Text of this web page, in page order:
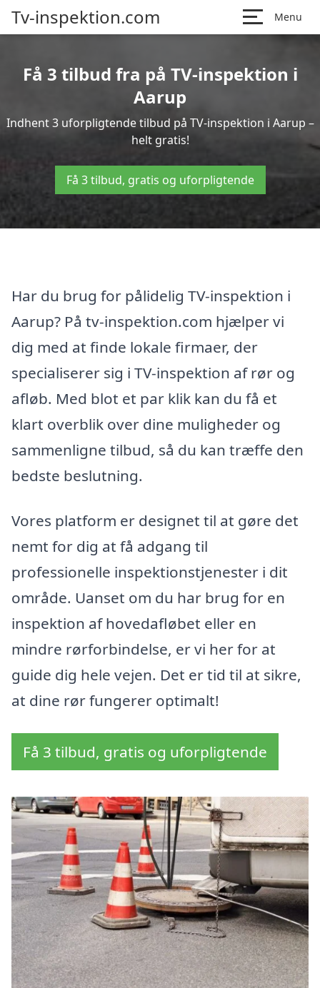
Tv-inspektion.com Menu
Få 3 tilbud fra på TV-inspektion i
Aarup
Indhent 3 uforpligtende tilbud på TV-inspektion i Aarup –
helt gratis!
Få 3 tilbud, gratis og uforpligtende
Har du brug for pålidelig TV-inspektion i
Aarup? På tv-inspektion.com hjælper vi
dig med at finde lokale firmaer, der
specialiserer sig i TV-inspektion af rør og
afløb. Med blot et par klik kan du få et
klart overblik over dine muligheder og
sammenligne tilbud, så du kan træffe den
bedste beslutning.
Vores platform er designet til at gøre det
nemt for dig at få adgang til
professionelle inspektionstjenester i dit
område. Uanset om du har brug for en
inspektion af hovedafløbet eller en
mindre rørforbindelse, er vi her for at
guide dig hele vejen. Det er tid til at sikre,
at dine rør fungerer optimalt!
Få 3 tilbud, gratis og uforpligtende